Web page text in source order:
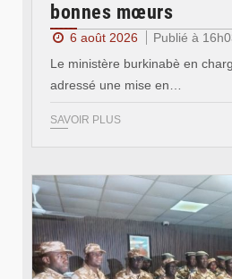
bonnes mœurs
6 août 2026
Publié à
Le ministère burkinabè en
adressé une mise en…
SAVOIR PLUS